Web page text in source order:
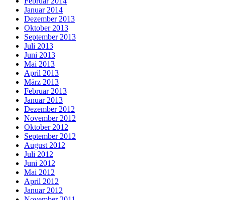
Januar 2014
Dezember 2013
Oktober 2013
September 2013
Juli 2013
Juni 2013
Mai 2013
April 2013
März 2013
Februar 2013
Januar 2013
Dezember 2012
November 2012
Oktober 2012
September 2012
August 2012
Juli 2012
Juni 2012
Mai 2012
April 2012
Januar 2012